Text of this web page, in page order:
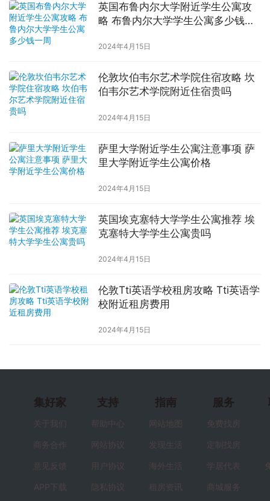
英国布鲁内尔大学附近学生公寓攻
略 布鲁内尔大学学生公寓多少钱一
2024年4月15日
伦敦坎伯韦尔艺术学院住宿攻略 坎
伯韦尔艺术学院附近住宿贵吗
2024年4月15日
萨里大学附近学生公寓注意事项 萨
里大学附近学生公寓价格
2024年4月15日
英国埃克塞特大学学生公寓推荐 埃
克塞特大学学生公寓贵吗
2024年4月15日
伦敦Tti英语学校租房攻略 Tti英语学
校附近租房费用
2024年4月15日
集好家
关于我们
商务合作
意见反馈
APP下载
支持
帮助中心
网站协议
用户协议
隐私协议
指南
网站地图
发现生活
海外生活
租房资讯
服务
免费找房
定制找房
学居代表
商城服务